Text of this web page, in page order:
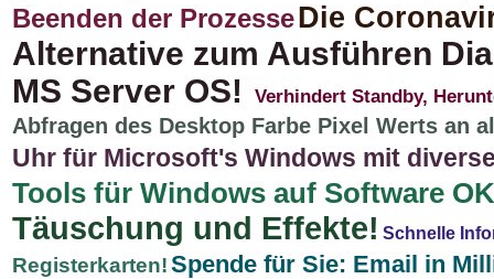
Beenden der ProzesseDie
Alternative zum Ausführen
MS Server OS!
Verhindert Standby,
Abfragen des Desktop Farbe Pixel Werts an
Uhr für Microsoft's Windows mit
Tools für Windows auf Software
Täuschung und Effekte! Schnelle
Registerkarten!Spende für Sie: Email in